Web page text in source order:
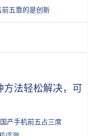
前五靠的是创新
方法轻松解决，可
产手机前五占三席